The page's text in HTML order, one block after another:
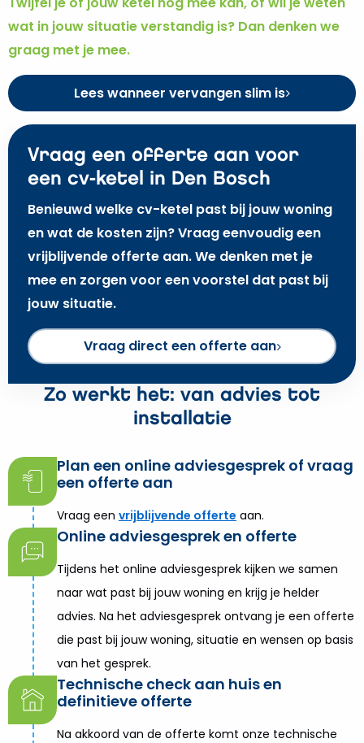
wat in jouw situatie verstandig is? Dan denken we
graag met je mee.
Lees wanneer vervangen slim is
Vraag een offerte aan voor
een cv-ketel in Den Bosch
Benieuwd welke cv-ketel past bij jouw woning
en wat de kosten zijn? Vraag eenvoudig een
vrijblijvende offerte aan. We denken met je
mee en zorgen voor een voorstel dat past bij
jouw situatie.
Vraag direct een offerte aan
Zo werkt het: van advies tot
installatie
Plan een online adviesgesprek of vraag
een offerte aan
Vraag een vrijblijvende offerte aan.
Online adviesgesprek en offerte
Tijdens het online adviesgesprek kijken we samen
naar wat past bij jouw woning en krijg je helder
advies. Na het adviesgesprek ontvang je een offerte
die past bij jouw woning, situatie en wensen op basis
van het gesprek.
Technische check aan huis en
definitieve offerte
Na akkoord van de offerte komt onze technische